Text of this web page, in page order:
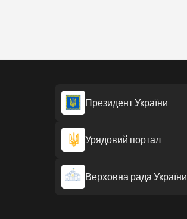
Президент України
Урядовий портал
Верховна рада України